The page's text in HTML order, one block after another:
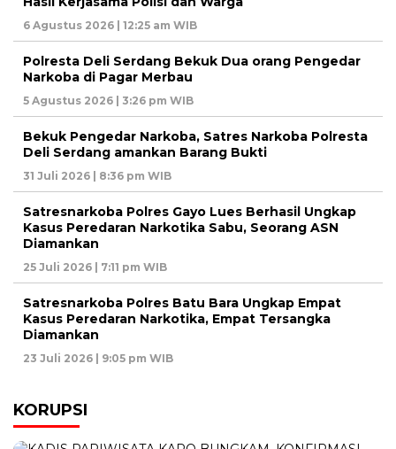
6 Agustus 2026 | 12:25 am WIB
Polresta Deli Serdang Bekuk Dua orang Pengedar
Narkoba di Pagar Merbau
5 Agustus 2026 | 3:26 pm WIB
Bekuk Pengedar Narkoba, Satres Narkoba Polresta
Deli Serdang amankan Barang Bukti
31 Juli 2026 | 8:36 pm WIB
Satresnarkoba Polres Gayo Lues Berhasil Ungkap
Kasus Peredaran Narkotika Sabu, Seorang ASN
Diamankan
25 Juli 2026 | 7:11 pm WIB
Satresnarkoba Polres Batu Bara Ungkap Empat
Kasus Peredaran Narkotika, Empat Tersangka
Diamankan
23 Juli 2026 | 9:05 pm WIB
KORUPSI